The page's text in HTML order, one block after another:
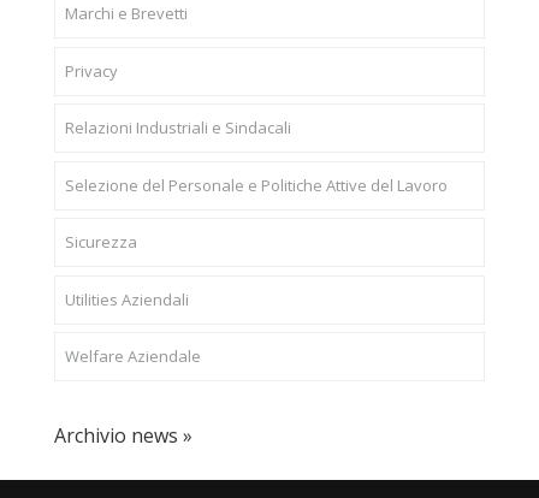
Marchi e Brevetti
Privacy
Relazioni Industriali e Sindacali
Selezione del Personale e Politiche Attive del Lavoro
Sicurezza
Utilities Aziendali
Welfare Aziendale
Archivio news »